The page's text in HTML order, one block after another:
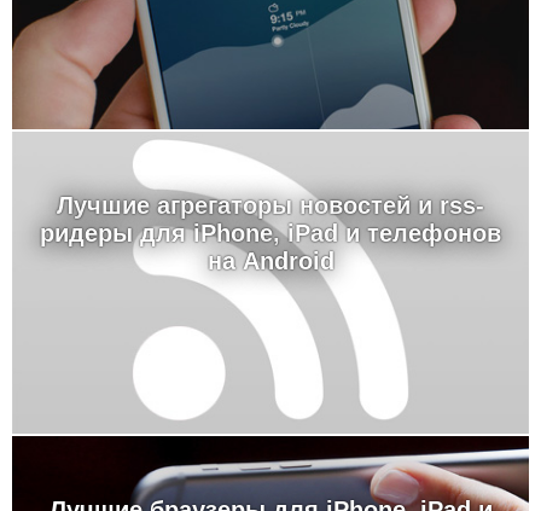
Лучшие агрегаторы новостей и rss-
ридеры для iPhone, iPad и телефонов
на Android